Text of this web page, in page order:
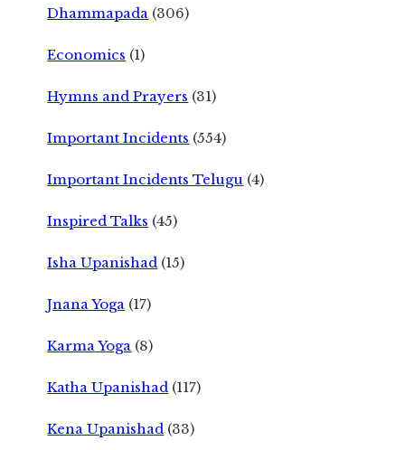
Dhammapada (306)
Economics (1)
Hymns and Prayers (31)
Important Incidents (554)
Important Incidents Telugu (4)
Inspired Talks (45)
Isha Upanishad (15)
Jnana Yoga (17)
Karma Yoga (8)
Katha Upanishad (117)
Kena Upanishad (33)